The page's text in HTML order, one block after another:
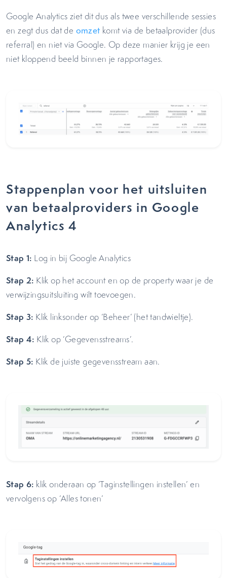
Google Analytics ziet dit dus als twee verschillende sessies
en zegt dus dat de omzet komt via de betaalprovider (dus
referral) en niet via Google. Op deze manier krijg je een
niet kloppend beeld binnen je rapportages.
Stappenplan voor het uitsluiten
van betaalproviders in Google
Analytics 4
Stap 1: Log in bij Google Analytics
Stap 2: Klik op het account en op de property waar je de
verwijzingsuitsluiting wilt toevoegen.
Stap 3: Klik linksonder op ‘Beheer’ (het tandwieltje).
Stap 4: Klik op ‘Gegevensstreams’.
Stap 5: Klik de juiste gegevensstream aan.
Stap 6: klik onderaan op ‘Taginstellingen instellen’ en
vervolgens op ‘Alles tonen’